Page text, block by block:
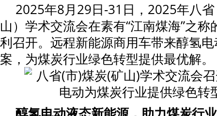
2025年8月29日-31日，2025年八
山）学术交流会在素有“江南煤海”之
利召开。远程新能源商用车带来醇氢
案，为煤炭行业绿色转型提供最优解。